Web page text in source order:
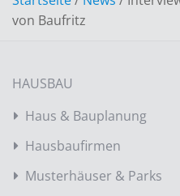
von Baufritz
HAUSBAU
Haus & Bauplanung
Hausbaufirmen
Musterhäuser & Parks